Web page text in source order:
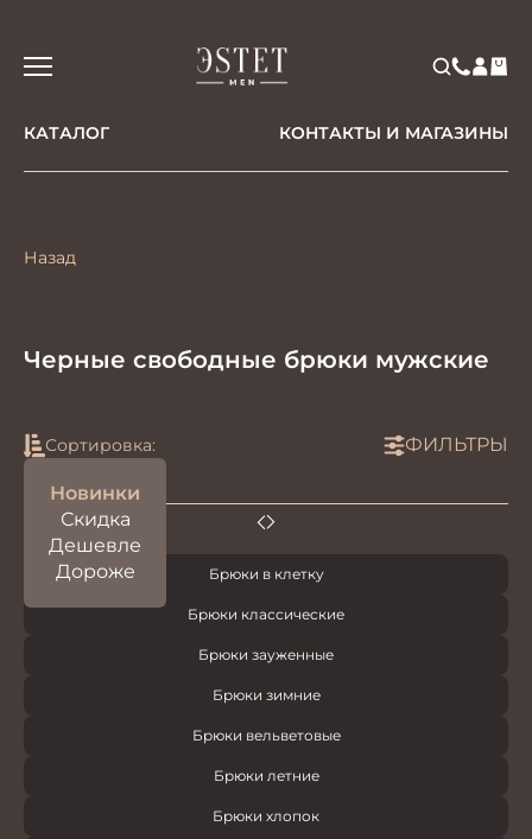
КАТАЛОГ КОНТАКТЫ И МАГАЗИНЫ
Назад
Черные свободные брюки мужские
Сортировка:
Новинки
Скидка
Дешевле
Дороже
ФИЛЬТРЫ
Брюки в клетку
Брюки классические
Брюки зауженные
Брюки зимние
Брюки вельветовые
Брюки летние
Брюки хлопок